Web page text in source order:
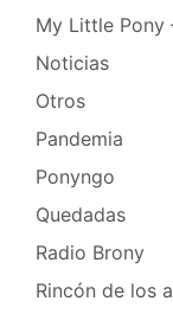
My Little Pony
Noticias
Otros
Pandemia
Ponyngo
Quedadas
Radio Brony
Rincón de los